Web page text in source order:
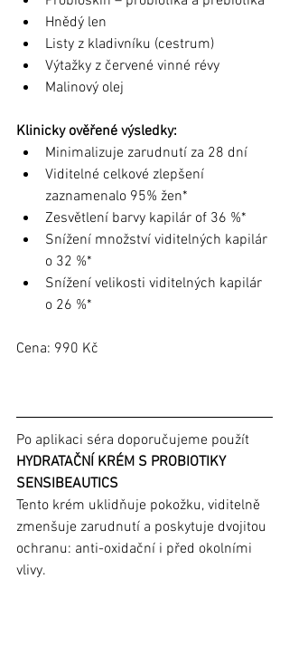
Hnědý len
Listy z kladivníku (cestrum)
Výtažky z červené vinné révy
Malinový olej
Klinicky ověřené výsledky:
Minimalizuje zarudnutí za 28 dní
Viditelné celkové zlepšení
zaznamenalo 95% žen*
Zesvětlení barvy kapilár of 36 %*
Snížení množství viditelných kapilár
o 32 %*
Snížení velikosti viditelných kapilár
o 26 %*
Cena: 990 Kč
Po aplikaci séra doporučujeme použít
HYDRATAČNÍ KRÉM S PROBIOTIKY
SENSIBEAUTICS
Tento krém uklidňuje pokožku, viditelně
zmenšuje zarudnutí a poskytuje dvojitou
ochranu: anti-oxidační i před okolními
vlivy.